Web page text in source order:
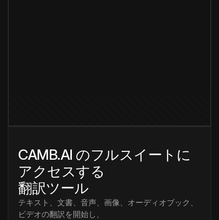
CAMB.AI のフルスイートに
アクセスする
翻訳ツール
テキスト、文書、音声、画像、オーディオブック、
ビデオの翻訳を開始し、